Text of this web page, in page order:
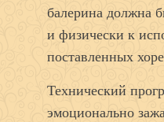
балерина должна
и физически к
поставленных
Технический
эмоционально